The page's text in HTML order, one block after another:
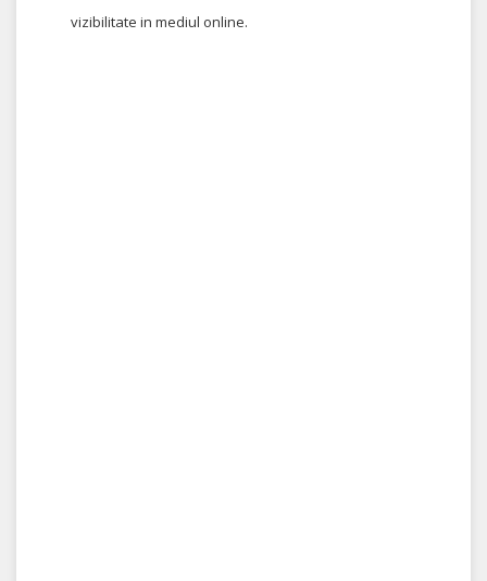
vizibilitate in mediul online.